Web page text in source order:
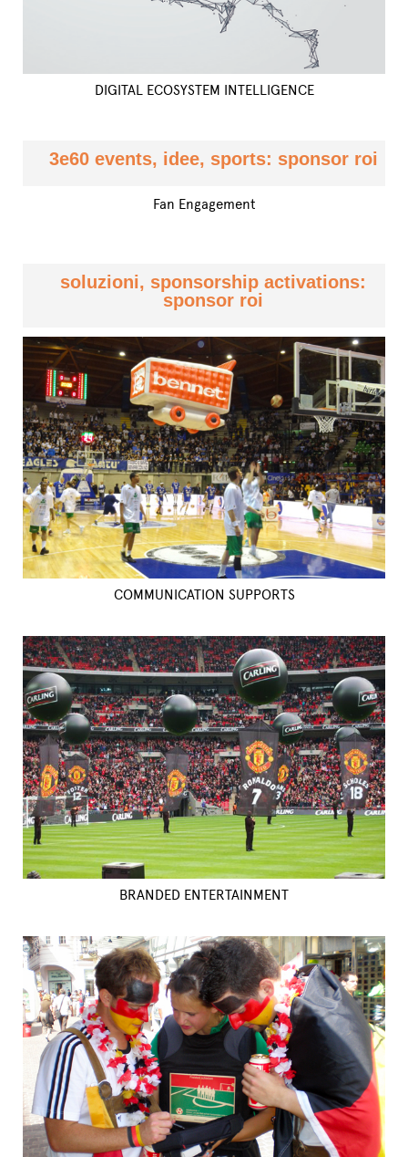
DIGITAL ECOSYSTEM INTELLIGENCE
3e60 events, idee, sports: sponsor roi
Fan Engagement
soluzioni, sponsorship activations:
sponsor roi
COMMUNICATION SUPPORTS
BRANDED ENTERTAINMENT